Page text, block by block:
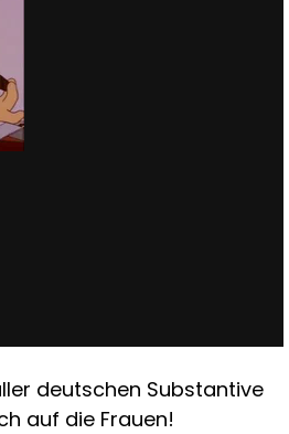
deutschen Substantive
auf die Frauen!